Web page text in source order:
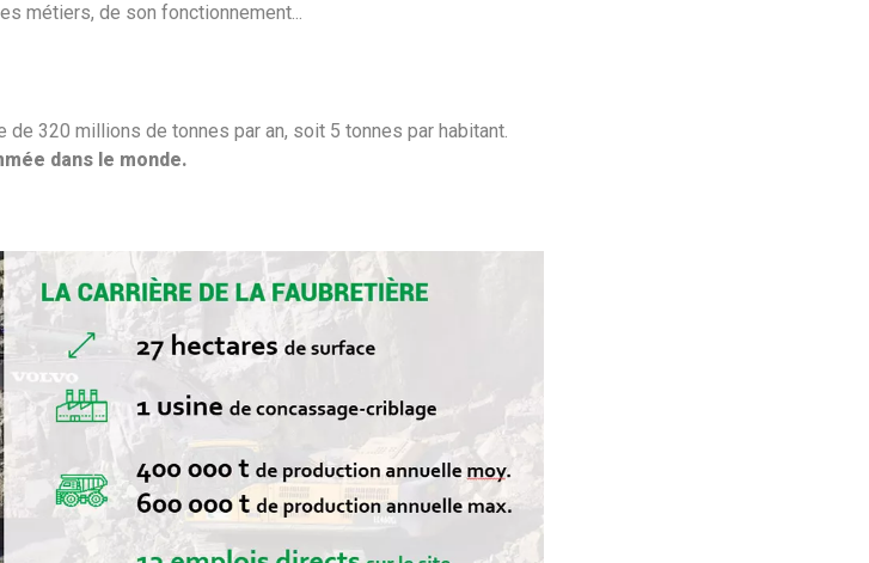
métiers, de son fonctionnement...
de 320 millions de tonnes par an, soit 5 tonnes par habitant.
dans le monde.